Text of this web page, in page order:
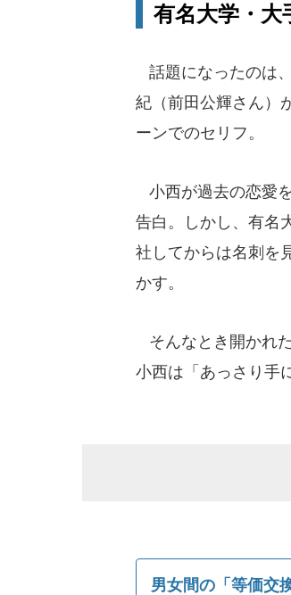
有名大学・
話題になったのは
紀（前田公輝さん）
ーンでのセリフ。
小西が過去の恋愛
告白。しかし、有名
社してからは名刺を
かす。
そんなとき開かれ
小西は「あっさり手
男女間の「等価交